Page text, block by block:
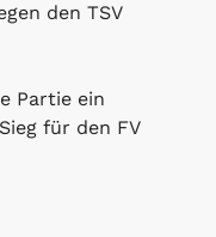
den TSV
Partie ein
für den FV